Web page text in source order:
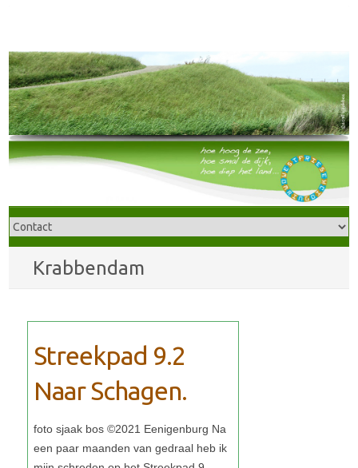
Krabbendam
Streekpad 9.2
Naar Schagen.